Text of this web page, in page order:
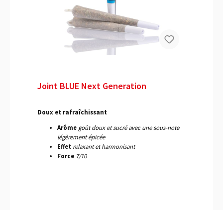
Joint BLUE Next Generation
Doux et rafraîchissant
Arôme goût doux et sucré avec une sous-note
légèrement épicée
Effet relaxant et harmonisant
Force 7/10